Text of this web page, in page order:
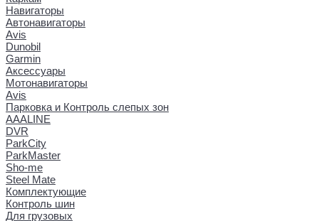
Навигаторы
Автонавигаторы
Avis
Dunobil
Garmin
Аксессуары
Мотонавигаторы
Avis
Парковка и Контроль слепых зон
AAALINE
DVR
ParkCity
ParkMaster
Sho-me
Steel Mate
Комплектующие
Контроль шин
Для грузовых